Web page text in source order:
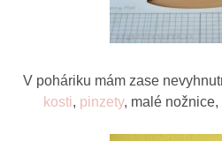
V poháriku mám zase
kosti, pinzety, malé nožnice,